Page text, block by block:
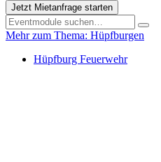
Jetzt Mietanfrage starten
Mehr zum Thema: Hüpfburgen
Hüpfburg Feuerwehr